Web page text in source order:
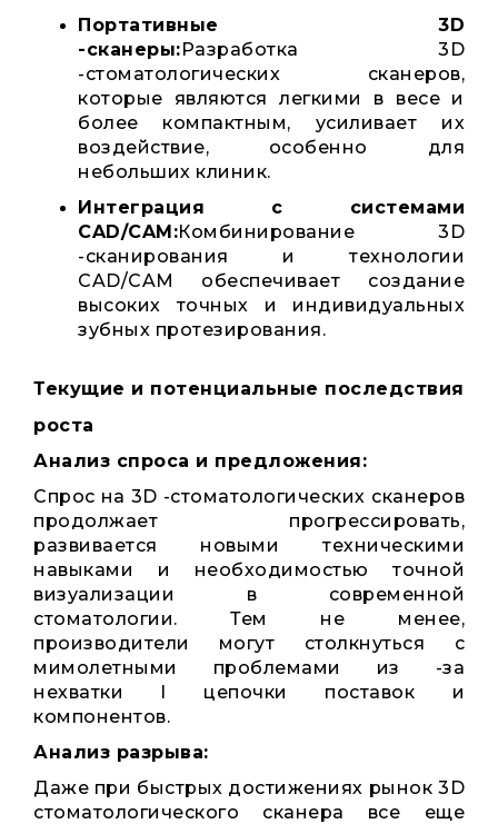
Портативные 3D
-сканеры:Разработка 3D
-стоматологических сканеров,
которые являются легкими в весе и
более компактным, усиливает их
воздействие, особенно для
небольших клиник.
Интеграция с системами
CAD/CAM:Комбинирование 3D
-сканирования и технологии
CAD/CAM обеспечивает создание
высоких точных и индивидуальных
зубных протезирования.
Текущие и потенциальные последствия
роста
Анализ спроса и предложения:
Спрос на 3D -стоматологических сканеров
продолжает прогрессировать,
развивается новыми техническими
навыками и необходимостью точной
визуализации в современной
стоматологии. Тем не менее,
производители могут столкнуться с
мимолетными проблемами из -за
нехватки I цепочки поставок и
компонентов.
Анализ разрыва:
Даже при быстрых достижениях рынок 3D
стоматологического сканера все еще